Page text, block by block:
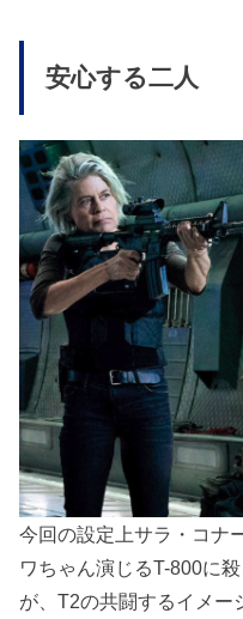
安心する二人
今回の設定上サラ・コナ
ワちゃん演じるT-800に
が、T2の共闘するイメー